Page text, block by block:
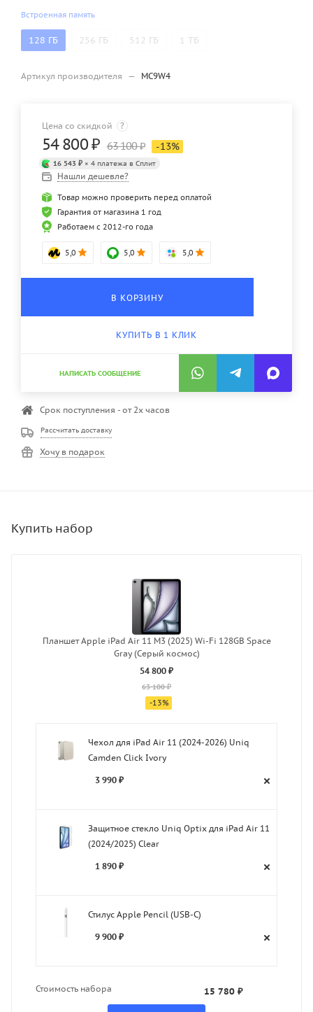
Встроенная память
128 ГБ 256 ГБ 512 ГБ 1 ТБ
Артикул производителя — MC9W4
Цена со скидкой ?
54 800₽ 63 100₽ -13%
16 543 ₽ × 4 платежа в Сплит
Нашли дешевле?
Товар можно проверить перед оплатой
Гарантия от магазина 1 год
Работаем с 2012-го года
5,0 5,0 5,0
В КОРЗИНУ
КУПИТЬ В 1 КЛИК
НАПИСАТЬ СООБЩЕНИЕ
Срок поступления - от 2х часов
Рассчитать доставку
Хочу в подарок
Планшет Apple iPad Air 11 M3 (2025) Wi-Fi 128GB Space
Gray (Серый космос)
54 800 ₽
63 100 ₽
-13%
Чехол для iPad Air 11 (2024-2026) Uniq
Camden Click Ivory
3 990 ₽
Защитное стекло Uniq Optix для iPad Air 11
(2024/2025) Clear
1 890 ₽
Стилус Apple Pencil (USB-C)
9 900 ₽
Стоимость набора 15 780 ₽